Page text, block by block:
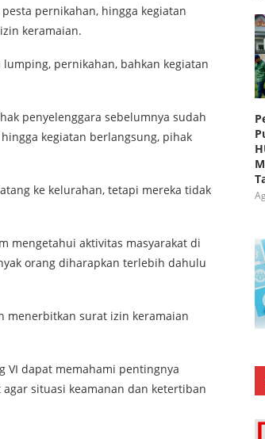
pernikahan, hingga kegiatan
keramaian.
pernikahan, bahkan kegiatan
penyelenggara sebelumnya sudah
kegiatan berlangsung, pihak
ke kelurahan, tetapi mereka tidak
mengetahui aktivitas masyarakat di
orang diharapkan terlebih dahulu
menerbitkan surat izin keramaian
VI dapat memahami pentingnya
situasi keamanan dan ketertiban